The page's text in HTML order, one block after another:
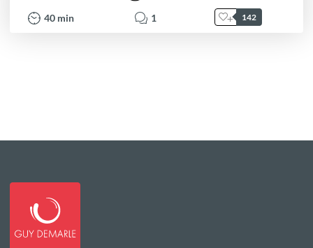
40 min 1 142